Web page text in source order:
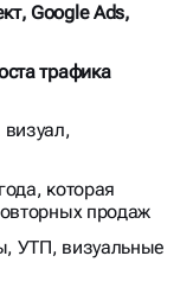
Google Ads,
трафика
визуал,
которая
продаж
УТП, визуальные